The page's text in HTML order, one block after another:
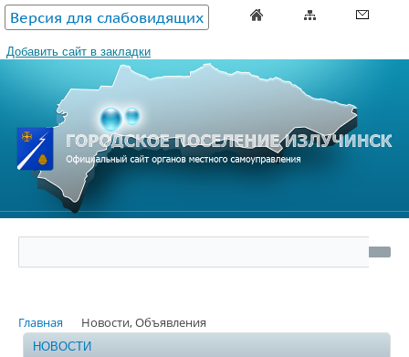
Версия для слабовидящих
Добавить сайт в закладки
Главная Новости, Объявления
НОВОСТИ